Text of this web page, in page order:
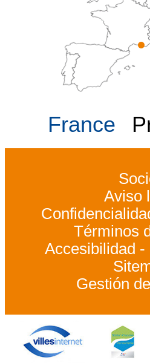
France
Aviso
Términos
Accesibilidad
Gestión